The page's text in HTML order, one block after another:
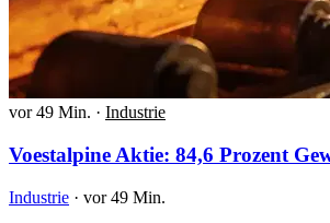
vor 49 Min. · Industrie
Voestalpine Aktie: 84,6 Prozent
Industrie · vor 49 Min.